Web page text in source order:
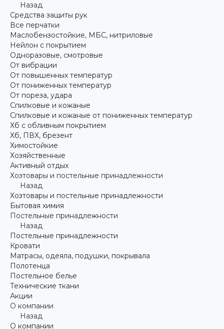
Назад
Средства защиты рук
Все перчатки
Маслобензостойкие, МБС, нитриловые
Нейлон с покрытием
Одноразовые, смотровые
От вибрации
От повышенных температур
От пониженных температур
От пореза, удара
Спилковые и кожаные
Спилковые и кожаные от пониженных температур
Хб с обливным покрытием
Хб, ПВХ, брезент
Химостойкие
Хозяйственные
Активный отдых
Хозтовары и постельные принадлежности
Назад
Хозтовары и постельные принадлежности
Бытовая химия
Постельные принадлежности
Назад
Постельные принадлежности
Кровати
Матрасы, одеяла, подушки, покрывала
Полотенца
Постельное белье
Технические ткани
Акции
О компании
Назад
О компании